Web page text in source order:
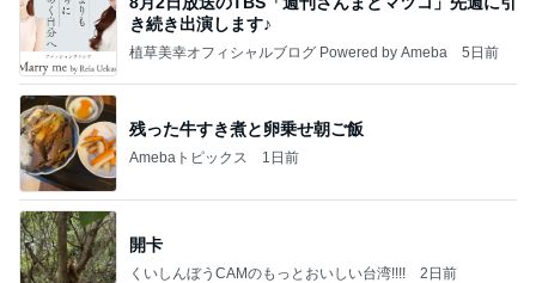
き続き出演します♪
植草美幸オフィシャルブログ Powered by Ameba 5日前
残った牛すき煮と卵乗せ朝ご飯
Amebaトピックス 1日前
開卡
くいしんぼうCAMのもっとおいしい台湾!!!! 2日前